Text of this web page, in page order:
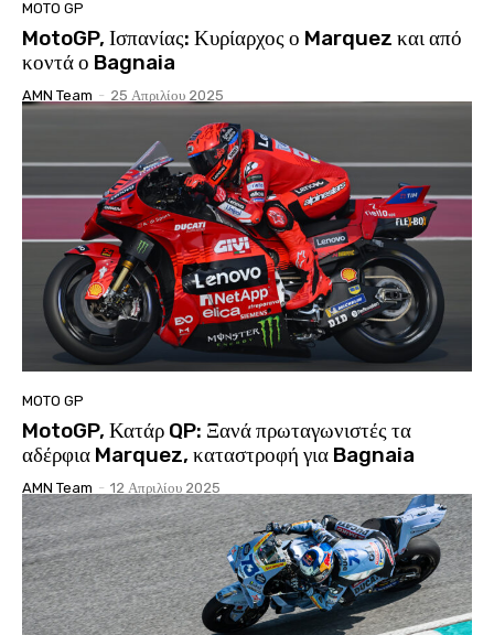
MOTO GP
MotoGP, Ισπανίας: Κυρίαρχος ο Marquez και από
κοντά ο Bagnaia
AMN Team - 25 Απριλίου 2025
MOTO GP
MotoGP, Κατάρ QP: Ξανά πρωταγωνιστές τα
αδέρφια Marquez, καταστροφή για Bagnaia
AMN Team - 12 Απριλίου 2025